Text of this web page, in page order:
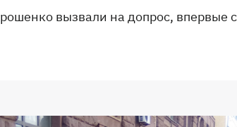
вызвали на допрос, впервые